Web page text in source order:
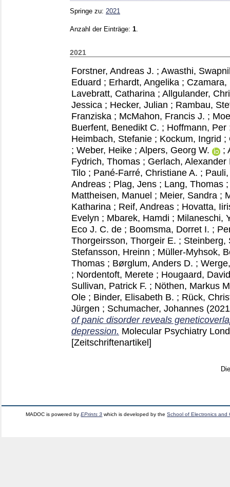
Springe zu: 2021
Anzahl der Einträge: 1
2021
Forstner, Andreas J. ; Awasthi,
Eduard ; Erhardt, Angelika ; Czamara,
Lavebratt, Catharina ; Allgulander,
Jessica ; Hecker, Julian ; Rambau,
Franziska ; McMahon, Francis J. ;
Buerfent, Benedikt C. ; Hoffmann, Per
Heimbach, Stefanie ; Kockum, Ingrid ;
; Weber, Heike ; Alpers, Georg W. ;
Fydrich, Thomas ; Gerlach, Alexander
Tilo ; Pané-Farré, Christiane A. ;
Andreas ; Plag, Jens ; Lang, Thomas
Mattheisen, Manuel ; Meier, Sandra ;
Katharina ; Reif, Andreas ; Hovatta,
Evelyn ; Mbarek, Hamdi ; Milaneschi,
Eco J. C. de ; Boomsma, Dorret I. ;
Thorgeirsson, Thorgeir E. ; Steinberg,
Stefansson, Hreinn ; Müller-Myhsok,
Thomas ; Børglum, Anders D. ;
; Nordentoft, Merete ; Hougaard,
Sullivan, Patrick F. ; Nöthen, Markus
Ole ; Binder, Elisabeth B. ; Rück,
Jürgen ; Schumacher, Johannes
of panic disorder reveals
depression. Molecular Psychiatry
[Zeitschriftenartikel]
MADOC is powered byEPrints 3 which is developed by theSchool of Electronics and